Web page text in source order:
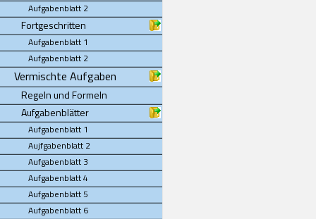
Aufgabenblatt 2
Fortgeschritten
Aufgabenblatt 1
Aufgabenblatt 2
Vermischte Aufgaben
Regeln und Formeln
Aufgabenblätter
Aufgabenblatt 1
Aujfgabenblatt 2
Aufgabenblatt 3
Aufgabenblatt 4
Aufgabenblatt 5
Aufgabenblatt 6